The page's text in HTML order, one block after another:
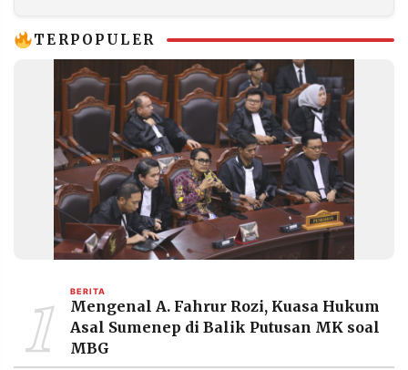
TERPOPULER
1 BERITA
Mengenal A. Fahrur Rozi, Kuasa Hukum
Asal Sumenep di Balik Putusan MK soal
MBG